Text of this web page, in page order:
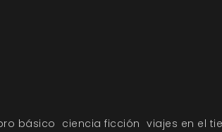
básico ciencia ficción viajes en el